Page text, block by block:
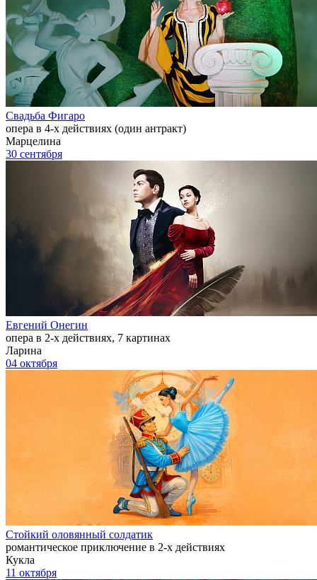
Свадьба Фигаро
опера в 4-х действиях (один антракт)
Марцелина
30 сентября
Евгений Онегин
опера в 2-х действиях, 7 картинах
Ларина
04 октября
Стойкий оловянный солдатик
романтическое приключение в 2-х действиях
Кукла
11 октября